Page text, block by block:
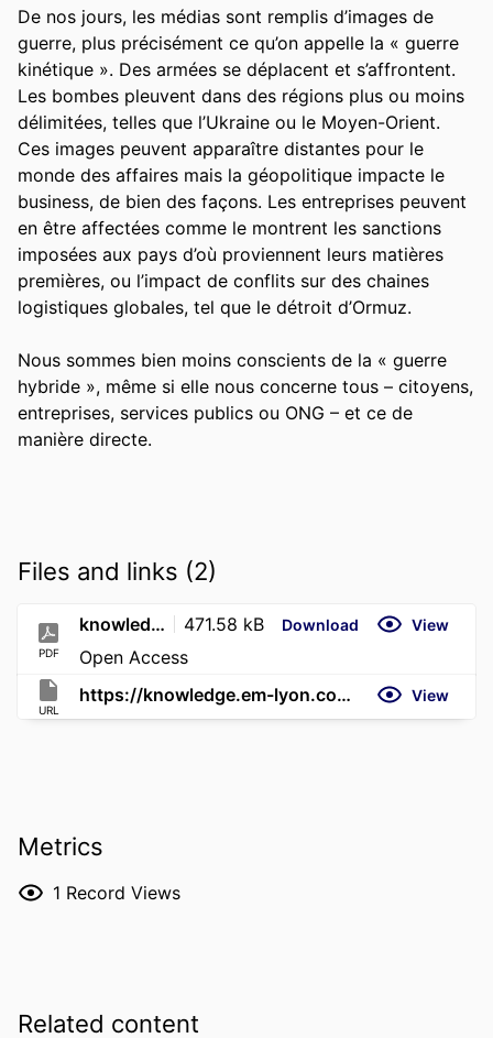
De nos jours, les médias sont remplis d’images de
guerre, plus précisément ce qu’on appelle la « guerre
kinétique ». Des armées se déplacent et s’affrontent.
Les bombes pleuvent dans des régions plus ou moins
délimitées, telles que l’Ukraine ou le Moyen-Orient.
Ces images peuvent apparaître distantes pour le
monde des affaires mais la géopolitique impacte le
business, de bien des façons. Les entreprises peuvent
en être affectées comme le montrent les sanctions
imposées aux pays d’où proviennent leurs matières
premières, ou l’impact de conflits sur des chaines
logistiques globales, tel que le détroit d’Ormuz.
Nous sommes bien moins conscients de la « guerre
hybride », même si elle nous concerne tous – citoyens,
entreprises, services publics ou ONG – et ce de
manière directe.
Files and links (2)
PDF
knowledge.em-lyon.com-Quand la guerre devient hybride nous sommes tous concernés 471.58 kB Download View
Open Access
URL
https://knowledge.em-lyon.com/quand-la-guerre-devient-hybride-nous-sommes-tous-concernes/ View
Metrics
1 Record Views
Related content